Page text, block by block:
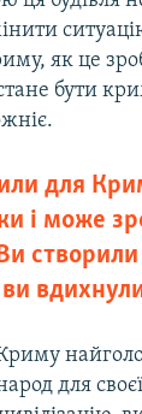
як це
бути
для
і може
Ви
ви
для